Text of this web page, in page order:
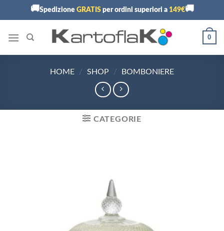
🚚Spedizione GRATISper ordini superiori a 149€🚚
0
HOME / SHOP / BOMBONIERE
CATEGORIE